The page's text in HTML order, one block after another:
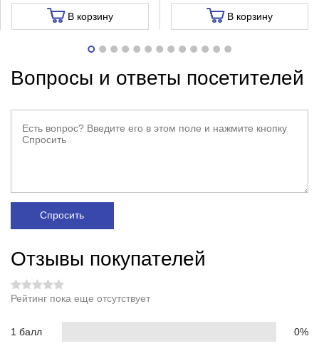
В корзину В корзину
Вопросы и ответы посетителей
Спросить
Отзывы покупателей
Рейтинг пока еще отсутствует
1 балл 0%